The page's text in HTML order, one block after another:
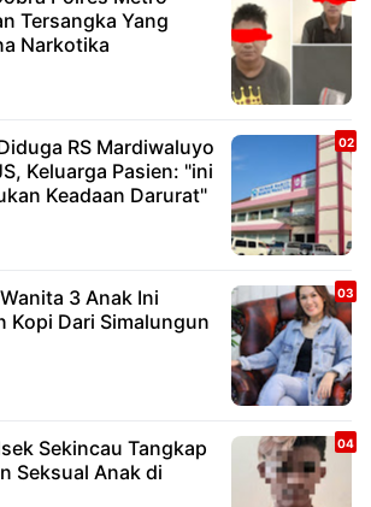
Tersangka Yang
Narkotika
RS Mardiwaluyo
Keluarga Pasien: "ini
Keadaan Darurat"
3 Anak Ini
Kopi Dari Simalungun
Sekincau Tangkap
Seksual Anak di